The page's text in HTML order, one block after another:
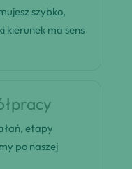
szybko,
kierunek ma sens
etapy
po naszej